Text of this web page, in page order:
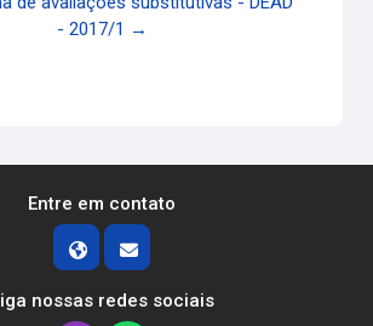
- 2017/1 →
Entre em contato
nossas redes sociais